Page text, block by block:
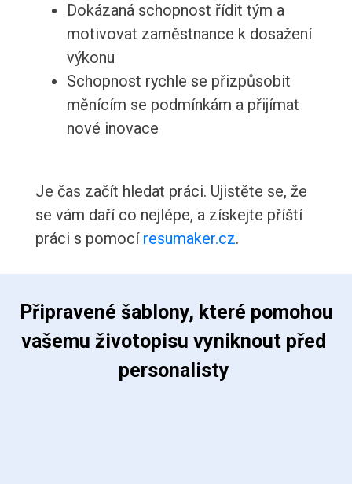
Dokázaná schopnost řídit tým a
motivovat zaměstnance k dosažení
výkonu
Schopnost rychle se přizpůsobit
měnícím se podmínkám a přijímat
nové inovace
Je čas začít hledat práci. Ujistěte se, že
se vám daří co nejlépe, a získejte příští
práci s pomocí resumaker.cz.
vašemu životopisu vyniknout před
personalisty